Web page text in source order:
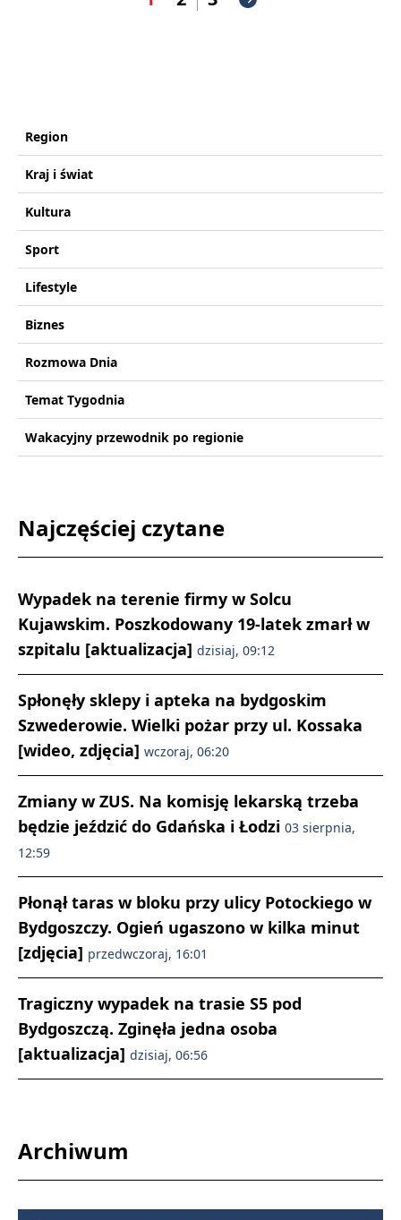
Region
Kraj i świat
Kultura
Sport
Lifestyle
Biznes
Rozmowa Dnia
Temat Tygodnia
Wakacyjny przewodnik po regionie
Najczęściej czytane
Wypadek na terenie firmy w Solcu
Kujawskim. Poszkodowany 19-latek zmarł w
szpitalu [aktualizacja] dzisiaj, 09:12
Spłonęły sklepy i apteka na bydgoskim
Szwederowie. Wielki pożar przy ul. Kossaka
[wideo, zdjęcia] wczoraj, 06:20
Zmiany w ZUS. Na komisję lekarską trzeba
będzie jeździć do Gdańska i Łodzi 03 sierpnia,
12:59
Płonął taras w bloku przy ulicy Potockiego w
Bydgoszczy. Ogień ugaszono w kilka minut
[zdjęcia] przedwczoraj, 16:01
Tragiczny wypadek na trasie S5 pod
Bydgoszczą. Zginęła jedna osoba
[aktualizacja] dzisiaj, 06:56
Archiwum